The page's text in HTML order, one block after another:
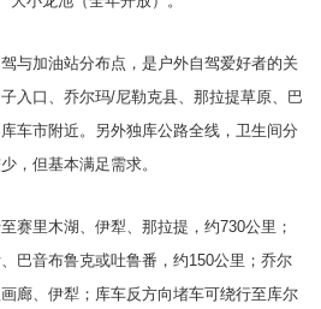
与加油站分布点，是户外自驾爱好者的关
入口、乔尔玛/尼勒克县、那拉提草原、巴
车市附近。另外独库公路全线，卫生间分
，但基本满足需求。
赛里木湖、伊犁、那拉提，约730公里；
巴音布鲁克或吐鲁番，约150公里；乔尔
廊、伊犁；库车反方向堵车可绕行至库尔